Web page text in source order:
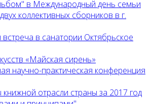
в Международный день семьи
коллективных сборников в г.
встреча в санатории Октябрьское
«Майская сирень»
научно-практическая конференция
отрасли страны за 2017 год